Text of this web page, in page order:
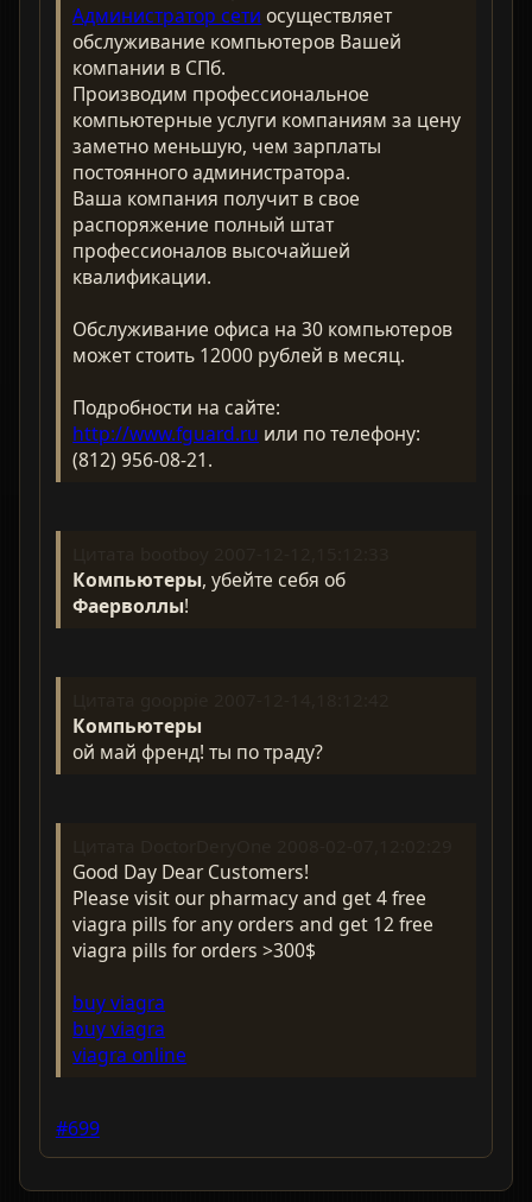
Администратор сети осуществляет
обслуживание компьютеров Вашей
компании в СПб.
Производим профессиональное
компьютерные услуги компаниям за цену
заметно меньшую, чем зарплаты
постоянного администратора.
Ваша компания получит в свое
распоряжение полный штат
профессионалов высочайшей
квалификации.
Обслуживание офиса на 30 компьютеров
может стоить 12000 рублей в месяц.
Подробности на сайте:
http://www.fguard.ru или по телефону:
(812) 956-08-21.
Компьютеры, убейте себя об
Фаерволлы!
Компьютеры
ой май френд! ты по траду?
Good Day Dear Customers!
Please visit our pharmacy and get 4 free
viagra pills for any orders and get 12 free
viagra pills for orders >300$
buy viagra
buy viagra
viagra online
#699